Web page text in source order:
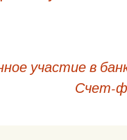
участие в
Счет-